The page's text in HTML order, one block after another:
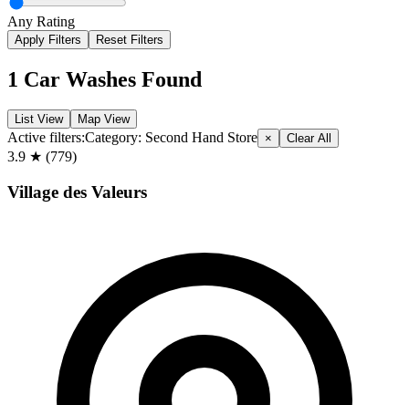
Any Rating
Apply Filters Reset Filters
1 Car Washes Found
List View Map View
Active filters:Category: Second Hand Store × Clear All
3.9 ★ (779)
Village des Valeurs